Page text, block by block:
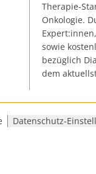
Therapie-
Onkologie.
sowie
bezüglich
dem
Datenschutz-